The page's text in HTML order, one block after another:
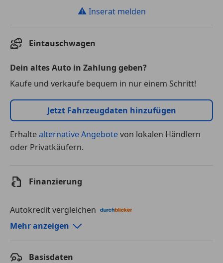
⚠ Inserat melden
Eintauschwagen
Dein altes Auto in Zahlung geben?
Kaufe und verkaufe bequem in nur einem Schritt!
Jetzt Fahrzeugdaten hinzufügen
Erhaltealternative Angebotevon lokalen Händlern
oder Privatkäufern.
Finanzierung
Autokredit vergleichen
Autokredit-Rechner von durchblicker.at
Mehr anzeigen
Basisdaten